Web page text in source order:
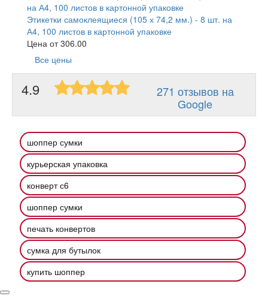
Этикетки самоклеящиеся (105 х 74,2 мм.) - 8 шт. на
А4, 100 листов в картонной упаковке
Цена от306.00
Все цены
4.9
271 отзывов на
Google
шоппер сумки
курьерская упаковка
конверт с6
шоппер сумки
печать конвертов
сумка для бутылок
купить шоппер